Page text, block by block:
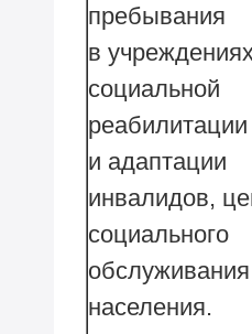
пребывания
в
социальной
реабилитации
и адаптации
инвалидов,
социального
обслуживания
населения.